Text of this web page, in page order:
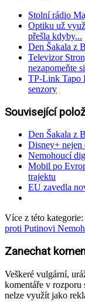
Stolní rádio
Optiku už
přešla kdyby...
Den Šakala z
Televizor
nezapomeňte
TP-Link Tapo
senzory
Související
Den Šakala z
Disney+ nejen
Nemohoucí
Mobil po
trajektu
EU zavedla
Více z této kategorie:
proti Putinovi
Zanechat
Veškeré vulgární,
komentáře v rozporu
nelze využít jako